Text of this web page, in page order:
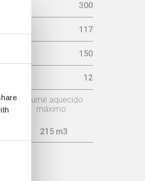
300
117
150
12
Volume aquecido
máximo
215 m3